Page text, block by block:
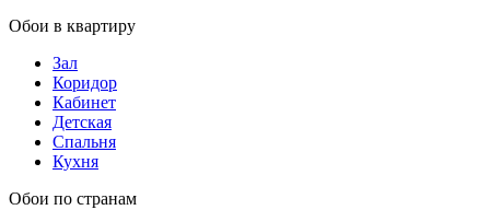
Обои в квартиру
Зал
Коридор
Кабинет
Детская
Спальня
Кухня
Обои по странам